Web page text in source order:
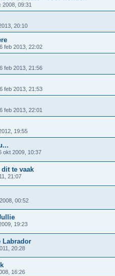
2008, 09:31
20:10
feb 2013, 22:02
feb 2013, 21:56
feb 2013, 21:53
feb 2013, 22:01
19:55
okt 2009, 10:37
dit te vaak
21:07
00:52
19:23
Labrador
20:28
16:26